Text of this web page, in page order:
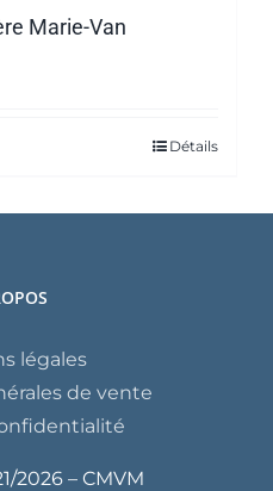
Marie-Van
Détails
légales
de vente
2026 – CMVM